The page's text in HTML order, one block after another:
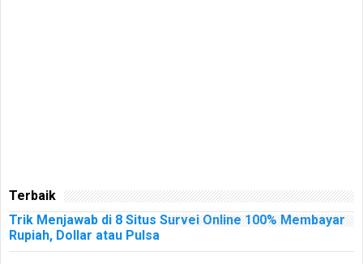
Terbaik
Trik Menjawab di 8 Situs Survei Online 100% Membayar
Rupiah, Dollar atau Pulsa